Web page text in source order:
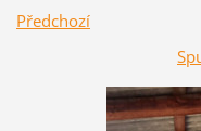
Předchozí